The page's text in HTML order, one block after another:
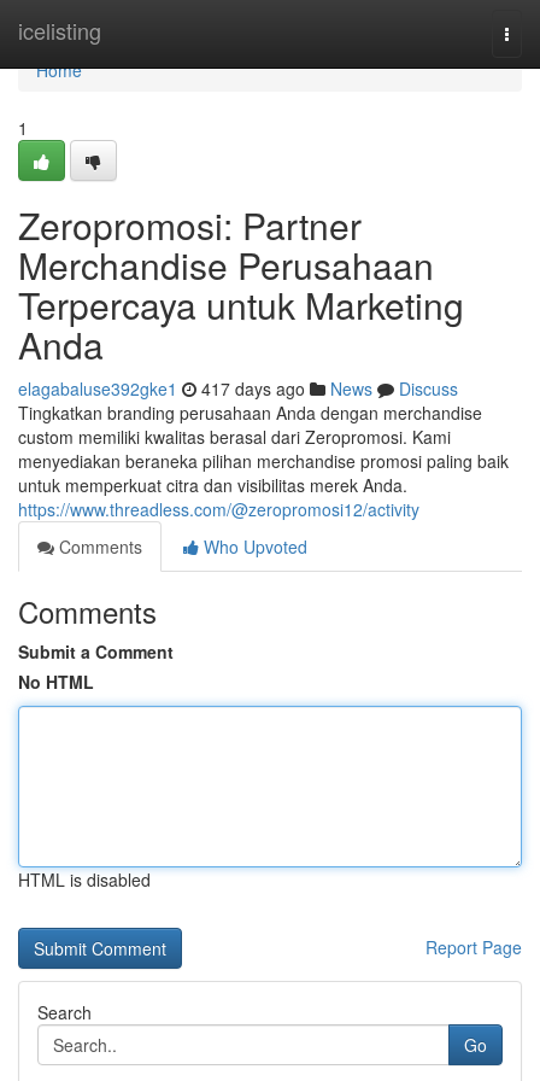
icelisting
Home
Home
1
Zeropromosi: Partner
Merchandise Perusahaan
Terpercaya untuk Marketing
Anda
elagabaluse392gke1 417 days ago News
Discuss
Tingkatkan branding perusahaan Anda dengan merchandise
custom memiliki kwalitas berasal dari Zeropromosi. Kami
menyediakan beraneka pilihan merchandise promosi paling baik
untuk memperkuat citra dan visibilitas merek Anda.
https://www.threadless.com/@zeropromosi12/activity
Comments
Who Upvoted
Comments
Submit a Comment
No HTML
HTML is disabled
Report Page
Search
Go